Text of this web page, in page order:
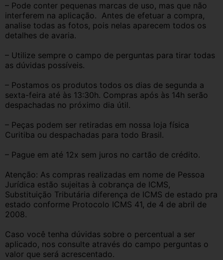
– Pode conter pequenas marcas de uso, mas que não
interferem na aplicação.  Antes de efetuar a compra,
analise todas as fotos, pois nelas aparecem todos os
detalhes de avaria.
– Utilize sempre o campo de perguntas para tirar todas
as dúvidas possíveis.
– Postamos os produtos todos os dias de segunda a
sexta-feira até às 13:30h. Compras após às 14h serão
despachadas no próximo dia útil.
– Peças podem ser retiradas em nossa loja física
Curitiba ou despachadas para todo Brasil.
– Pague em até 12x sem juros no cartão de crédito.
Atenção: As compras realizadas em nome de Pessoa
Jurídica estão sujeitas à cobrança de ICMS,
Substituição Tributária diferença de ICMS de estado pra
estado conforme Protocolo ICMS 41, de 4 de abril de
2008.
Caso você tenha dúvidas sobre o percentual a ser
aplicado, nos consulte através do campo perguntas o
valor que será acrescentado.